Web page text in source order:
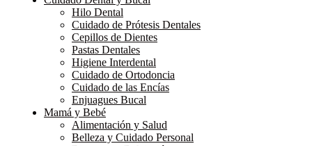
Hilo Dental
Cuidado de Prótesis Dentales
Cepillos de Dientes
Pastas Dentales
Higiene Interdental
Cuidado de Ortodoncia
Cuidado de las Encías
Enjuagues Bucal
Mamá y Bebé
Alimentación y Salud
Belleza y Cuidado Personal